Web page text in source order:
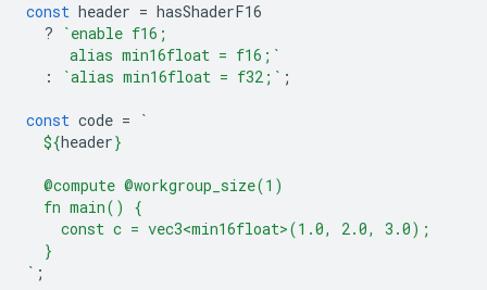
const header = hasShaderF16
?
`enable f16;
     alias min16float = f16;`
:
`alias min16float = f32;` ;
const code =
`
${header}
  @compute @workgroup_size(1)
  fn main() {
    const c = vec3<min16float>(1.0, 2.0, 3.0);
  }
` ;